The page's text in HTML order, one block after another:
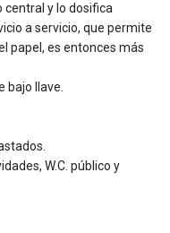
central y lo dosifica
a servicio, que permite
papel, es entonces más
bajo llave.
W.C. público y